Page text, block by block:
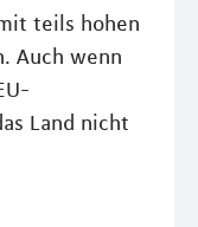
teils hohen
Auch wenn
Land nicht